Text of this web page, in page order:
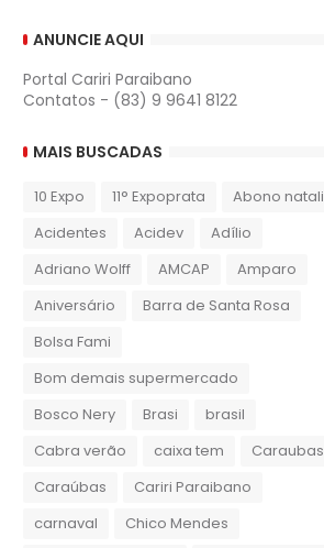
ANUNCIE AQUI
Portal Cariri Paraibano
Contatos - (83) 9 9641 8122
MAIS BUSCADAS
10 Expo 11° Expoprata
Abono natali
Acidentes
Acidev
Adílio
Adriano Wolff
AMCAP
Amparo
Aniversário
Barra de Santa Rosa
Bolsa Fami
Bom demais supermercado
Bosco Nery
Brasi
brasil
Cabra verão
caixa tem
Caraubas
Caraúbas
Cariri Paraibano
carnaval
Chico Mendes